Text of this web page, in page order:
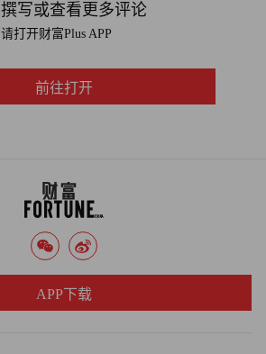
撰写或查看更多评论
请打开财富Plus APP
前往打开
APP下载